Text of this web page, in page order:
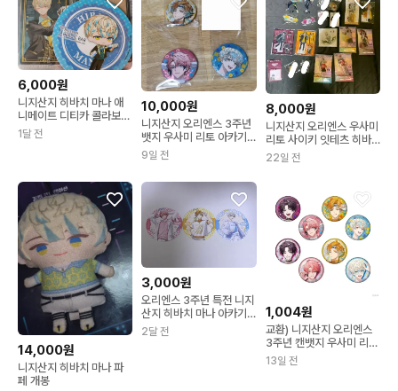
6,000원
니지산지 히바치 마나 애
니메이트 디티카 콜라보
히로익 바 체키+특전 일괄
1달 전
10,000원
니지산지 오리엔스 3주년
뱃지 우사미 리토 아카기
웬 히바치 마나
9일 전
8,000원
니지산지 오리엔스 우사미
리토 사이키 잇테츠 히바
치 마나 아카기 웬
22일 전
14,000원
니지산지 히바치 마나 파
페 개봉
3,000원
오리엔스 3주년 특전 니지
산지 히바치 마나 아카기
웬 우사미리토 히어로즈
2달 전
1,004원
교환) 니지산지 오리엔스
3주년 캔뱃지 우사미 리토
히바치 마나
13일 전